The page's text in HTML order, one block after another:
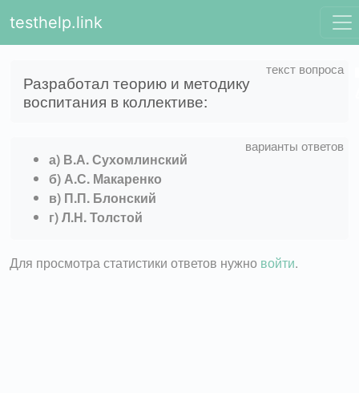
testhelp.link
Разработал теорию и методику
воспитания в коллективе:
а) В.А. Сухомлинский
б) А.С. Макаренко
в) П.П. Блонский
г) Л.Н. Толстой
Для просмотра статистики ответов нужно войти.